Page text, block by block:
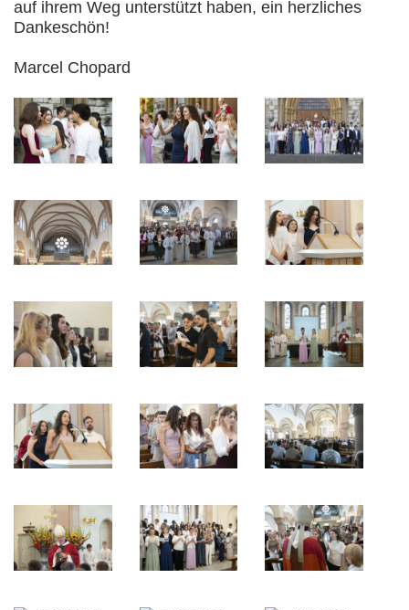
auf ihrem Weg unterstützt haben, ein herzliches
Dankeschön!
Marcel Chopard